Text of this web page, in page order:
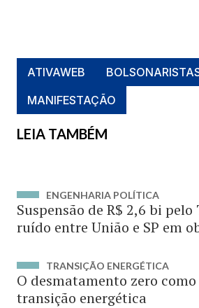
ATIVAWEB
MANIFESTAÇÃO
LEIA TAMBÉM
ENGENHARIA POLÍTICA
Suspensão de R$ 2,6 bi pelo
ruído entre União e SP em
TRANSIÇÃO ENERGÉTICA
O desmatamento zero
transição energética